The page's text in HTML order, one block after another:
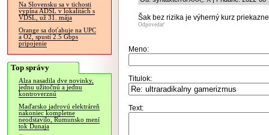
Na Slovensku sa v tichosti
vypína ADSL v lokalitách s
VDSL, už 31. mája
Orange sa doťahuje na UPC
a O2, spustí 2.5 Gbps
pripojenie
Top správy
Alza nasadila dve novinky,
jednu užitočnú a jednu
kontroverznú
Maďarsko jadrovú elektráreň
nakoniec kompletne
neodstavilo, Rumunsko mení
tok Dunaja
Šak bez rizika je výherný kurz
Odpovedať
Meno:
Titulok:
Text: